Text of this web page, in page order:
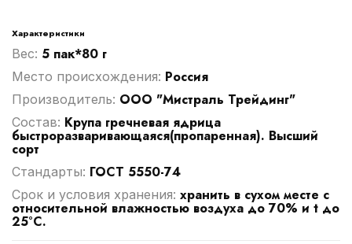
Характеристики
Вес: 5 пак*80 г
Место происхождения: Россия
Производитель: ООО "Мистраль Трейдинг"
Cостав: Крупа гречневая ядрица
быстроразваривающаяся(пропаренная). Высший
сорт
Стандарты: ГОСТ 5550-74
Срок и условия хранения: хранить в сухом месте с
относительной влажностью воздуха до 70% и t до
25°C.